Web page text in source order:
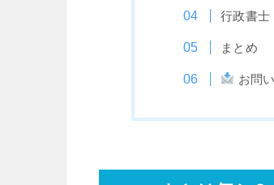
行政書士
まとめ
お問